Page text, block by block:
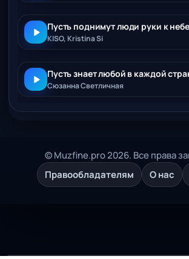
Пусть поднимут люди руки к
KISO, Kristina Si
Пусть знает любой в каждой
Сюзанна Светличная
© Muzfine.pro 2026. Все права
Правообладателям
О нас